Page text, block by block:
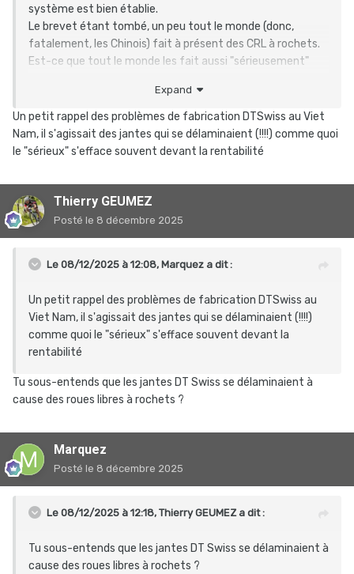
système est bien établie.
Le brevet étant tombé, un peu tout le monde (donc,
fatalement, les Chinois) fait à présent des CRL à rochets.
Est-ce que tout le monde les fait aussi "sérieusement"
Expand
Un petit rappel des problèmes de fabrication DTSwiss au Viet
Nam, il s'agissait des jantes qui se délaminaient (!!!!) comme quoi
le "sérieux" s'efface souvent devant la rentabilité
Thierry GEUMEZ
Posté le 8 décembre 2025
Le 08/12/2025 à 12:08, Marquez a dit :
Un petit rappel des problèmes de fabrication DTSwiss au
Viet Nam, il s'agissait des jantes qui se délaminaient (!!!!)
comme quoi le "sérieux" s'efface souvent devant la
rentabilité
Tu sous-entends que les jantes DT Swiss se délaminaient à
cause des roues libres à rochets ?
Marquez
Posté le 8 décembre 2025
Le 08/12/2025 à 12:18, Thierry GEUMEZa dit :
Tu sous-entends que les jantes DT Swiss se délaminaient à
cause des roues libres à rochets ?